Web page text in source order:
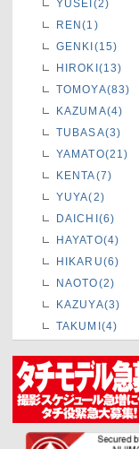
YUSEI(2)
REN(1)
GENKI(15)
HIROKI(13)
TOMOYA(83)
KAZUMA(4)
TUBASA(3)
YAMATO(21)
KENTA(7)
YUYA(2)
DAICHI(6)
HAYATO(4)
HIKARU(6)
NAOTO(2)
KAZUYA(3)
TAKUMI(4)